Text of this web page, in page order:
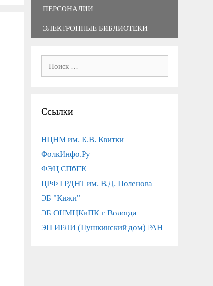
ПЕРСОНАЛИИ
ЭЛЕКТРОННЫЕ БИБЛИОТЕКИ
Ссылки
НЦНМ им. К.В. Квитки
ФолкИнфо.Ру
ФЭЦ СПбГК
ЦРФ ГРДНТ им. В.Д. Поленова
ЭБ "Кижи"
ЭБ ОНМЦКиПК г. Вологда
ЭП ИРЛИ (Пушкинский дом) РАН